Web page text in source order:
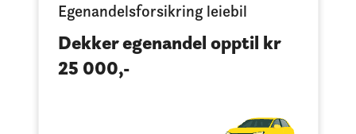
Egenandelsforsikring leiebil
Dekker egenandel opptil kr
25 000,-